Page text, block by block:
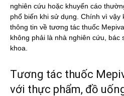
nghiên cứu hoặc khuyến cáo
phổ biến khi sử dụng. Chính vì vậy
thông tin về tương tác thuốc
không phải là nhà nghiên cứu, bác
khoa.
Tương tác thuốc
với thực phẩm, đồ